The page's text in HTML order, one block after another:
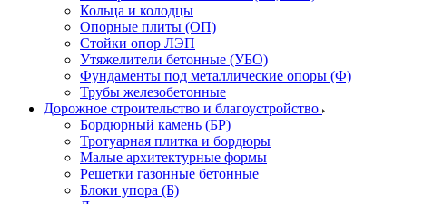
Кольца и колодцы
Опорные плиты (ОП)
Стойки опор ЛЭП
Утяжелители бетонные (УБО)
Фундаменты под металлические опоры (Ф)
Трубы железобетонные
Дорожное строительство и благоустройство
Бордюрный камень (БР)
Тротуарная плитка и бордюры
Малые архитектурные формы
Решетки газонные бетонные
Блоки упора (Б)